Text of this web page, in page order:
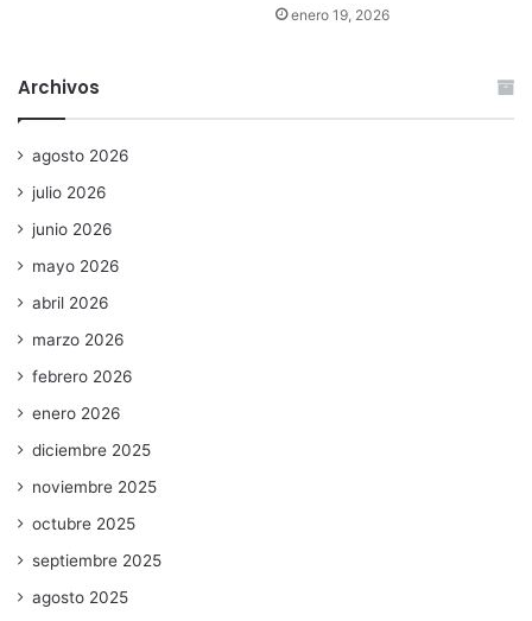
enero 19, 2026
Archivos
agosto 2026
julio 2026
junio 2026
mayo 2026
abril 2026
marzo 2026
febrero 2026
enero 2026
diciembre 2025
noviembre 2025
octubre 2025
septiembre 2025
agosto 2025